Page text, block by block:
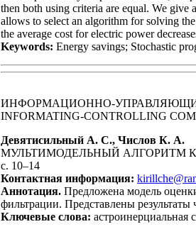
then both using criteria are equal. We
allows to select an algorithm for solving
the average cost for electric power
Keywords: Energy savings; Stochastic
ИНФОРМАЦИОННО-
INFORMATING-CONTROLLING
Девятисильный А. С., Числов К. А.
МУЛЬТИМОДЕЛЬНЫЙ АЛГОРИТМ
с. 10–14
Контактная информация:
Аннотация. Предложена модель
фильтрации. Представлены результаты
Ключевые слова: астроинерциальная